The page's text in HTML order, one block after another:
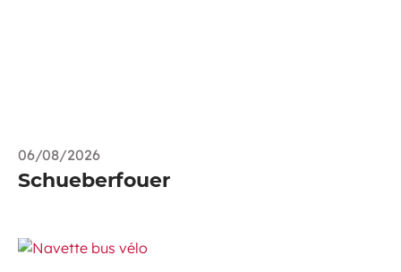
06/08/2026
Schueberfouer